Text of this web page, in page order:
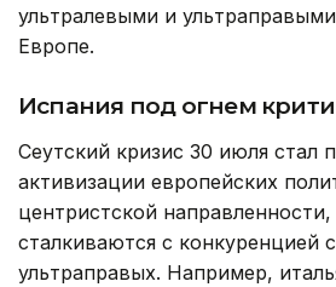
ультралевыми и
Европе.
Испания под огнем
Сеутский кризис 30 июля стал
активизации европейских
центристской
сталкиваются с конкуренцией
ультраправых. Например,